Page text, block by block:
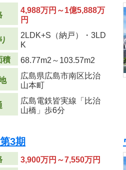
4,988万円～1億5,888万
円
2LDK+S（納戸）・3LD
K
積
68.77m2 ～103.57m2
広島県広島市南区比治
山本町
広島電鉄皆実線「比治
山橋」歩6分
3期
3,900万円～7,550万円